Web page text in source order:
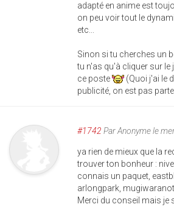
adapté en anime est
on peu voir tout le
etc...
Sinon si tu cherches un
tu n'as qu'à cliquer sur
ce poste
(Quoi j'ai le
publicité, on est pas
#1742 ParAnonymele
ya rien de mieux que la
trouver ton bonheur :
connais un paquet,
arlongpark,
Merci du conseil mais je